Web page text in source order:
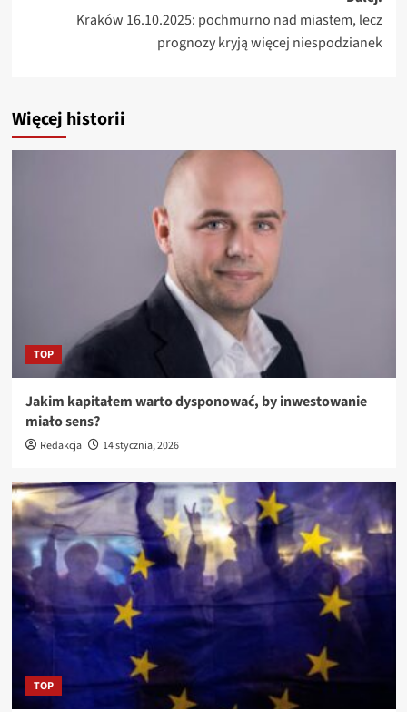
Kraków 16.10.2025: pochmurno nad miastem, lecz
prognozy kryją więcej niespodzianek
Więcej historii
TOP
Jakim kapitałem warto dysponować, by inwestowanie
miało sens?
Redakcja 14 stycznia, 2026
TOP